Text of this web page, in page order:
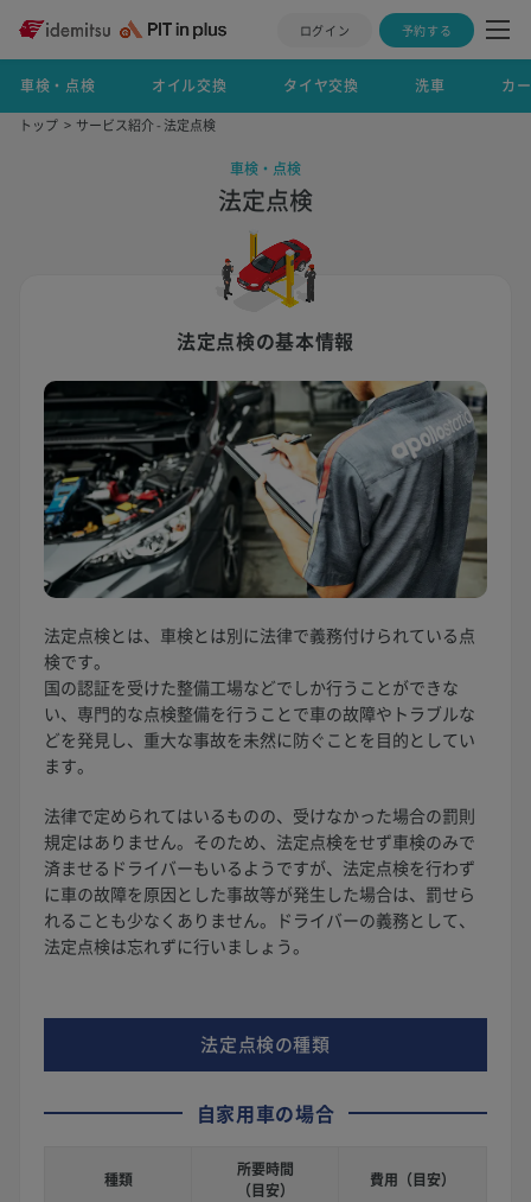
ログイン 予約する
車検・点検 オイル交換 タイヤ交換 洗車 カ
トップ サービス紹介 - 法定点検
車検・点検
法定点検
法定点検の基本情報
法定点検とは、車検とは別に法律で義務付けられている点
検です。
国の認証を受けた整備工場などでしか行うことができな
い、専門的な点検整備を行うことで車の故障やトラブルな
どを発見し、重大な事故を未然に防ぐことを目的としてい
ます。
法律で定められてはいるものの、受けなかった場合の罰則
規定はありません。そのため、法定点検をせず車検のみで
済ませるドライバーもいるようですが、法定点検を行わず
に車の故障を原因とした事故等が発生した場合は、罰せら
れることも少なくありません。ドライバーの義務として、
法定点検は忘れずに行いましょう。
法定点検の種類
自家用車の場合
種類
所要時間
（目安）
費用（目安）